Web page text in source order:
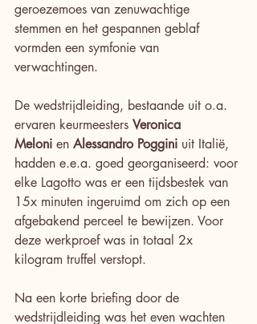
geroezemoes van zenuwachtige
stemmen en het gespannen geblaf
vormden een symfonie van
verwachtingen.
De wedstrijdleiding, bestaande uit o.a.
ervaren keurmeesters Veronica
Meloni en Alessandro Poggini uit Italië,
hadden e.e.a. goed georganiseerd: voor
elke Lagotto was er een tijdsbestek van
15x minuten ingeruimd om zich op een
afgebakend perceel te bewijzen. Voor
deze werkproef was in totaal 2x
kilogram truffel verstopt.
Na een korte briefing door de
wedstrijdleiding was het even wachten